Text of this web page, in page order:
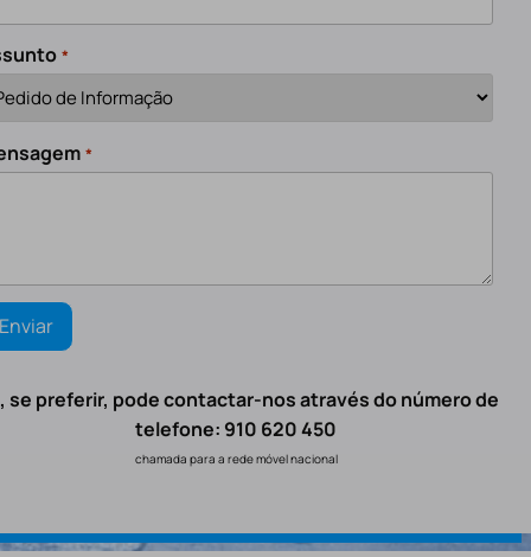
*
*
se preferir, pode contactar-nos através do número de
telefone: 910 620 450
chamada para a rede móvel nacional